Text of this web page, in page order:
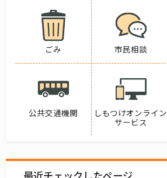
ごみ 市民相談
公共交通機関
しもつけオンライン
サービス